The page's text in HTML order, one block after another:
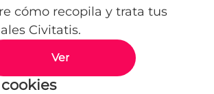
cómo recopila y trata tus
Civitatis.
Ver